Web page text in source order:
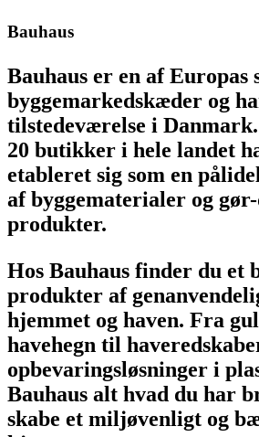
Bauhaus
Bauhaus er en af Europas
byggemarkedskæder og
tilstedeværelse i
20 butikker i hele landet
etableret sig som en
af byggematerialer og
produkter.
Hos Bauhaus finder du et
produkter af
hjemmet og haven. Fra
havehegn til
opbevaringsløsninger i
Bauhaus alt hvad du har
skabe et miljøvenligt og